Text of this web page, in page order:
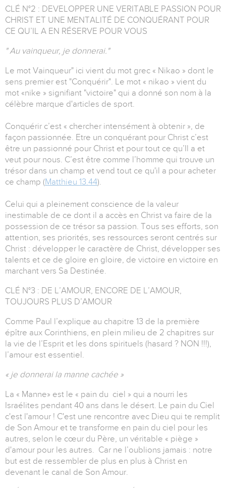
CLÉ N°2 : DEVELOPPER UNE VERITABLE PASSION POUR
CHRIST ET UNE MENTALITÉ DE CONQUÉRANT POUR
CE QU’IL A EN RÉSERVE POUR VOUS
" Au vainqueur, je donnerai."
Le mot Vainqueur" ici vient du mot grec « Nikao » dont le
sens premier est "Conquérir". Le mot « nikao » vient du
mot «nike » signifiant "victoire" qui a donné son nom à la
célèbre marque d'articles de sport.
Conquérir c’est « chercher intensément à obtenir », de
façon passionnée. Etre un conquérant pour Christ c’est
être un passionné pour Christ et pour tout ce qu’Il a et
veut pour nous. C’est être comme l’homme qui trouve un
trésor dans un champ et vend tout ce qu'il a pour acheter
ce champ (Matthieu 13.44).
Celui qui a pleinement conscience de la valeur
inestimable de ce dont il a accès en Christ va faire de la
possession de ce trésor sa passion. Tous ses efforts, son
attention, ses priorités, ses ressources seront centrés sur
Christ : développer le caractère de Christ, développer ses
talents et ce de gloire en gloire, de victoire en victoire en
marchant vers Sa Destinée.
CLÉ N°3 : DE L’AMOUR, ENCORE DE L’AMOUR,
TOUJOURS PLUS D’AMOUR
Comme Paul l’explique au chapitre 13 de la première
épître aux Corinthiens, en plein milieu de 2 chapitres sur
la vie de l’Esprit et les dons spirituels (hasard ? NON !!!),
l’amour est essentiel.
« je donnerai la manne cachée »
La « Manne» est le « pain du ciel » qui a nourri les
Israélites pendant 40 ans dans le désert. Le pain du Ciel
c'est l'amour ! C'est une rencontre avec Dieu qui te remplit
de Son Amour et te transforme en pain du ciel pour les
autres, selon le cœur du Père, un véritable « piège »
d'amour pour les autres. Car ne l’oublions jamais : notre
but est de ressembler de plus en plus à Christ en
devenant le canal de Son Amour.